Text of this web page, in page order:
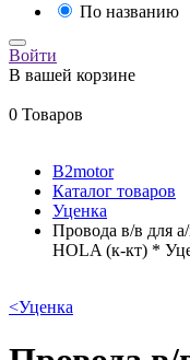
По названию
Войти
В вашей корзине
0 Товаров
B2motor
Каталог товаров
Уценка
Провода в/в для
HOLA (к-кт) *
<Уценка